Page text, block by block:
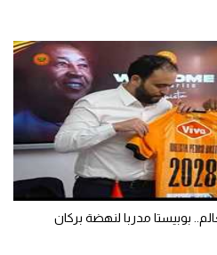
بوبيستا مدربا لنهضة بركان